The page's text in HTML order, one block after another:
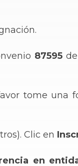
87595
tome
Clic en
en